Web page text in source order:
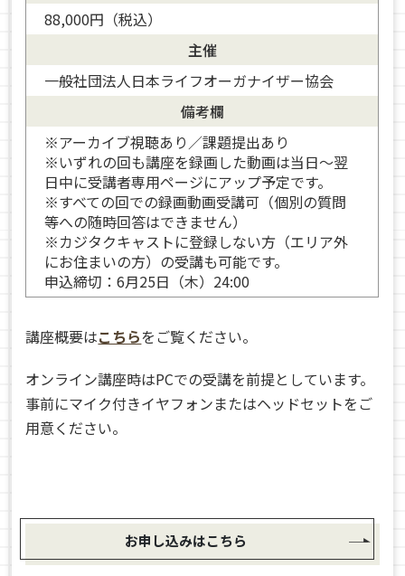
88,000円（税込）
主催
一般社団法人日本ライフオーガナイザー協会
備考欄
※アーカイブ視聴あり／課題提出あり
※いずれの回も講座を録画した動画は当日〜翌
日中に受講者専用ページにアップ予定です。
※すべての回での録画動画受講可（個別の質問
等への随時回答はできません）
※カジタクキャストに登録しない方（エリア外
にお住まいの方）の受講も可能です。
申込締切：6月25日（木）24:00
講座概要はこちらをご覧ください。
オンライン講座時はPCでの受講を前提としています。
事前にマイク付きイヤフォンまたはヘッドセットをご
用意ください。
お申し込みはこちら